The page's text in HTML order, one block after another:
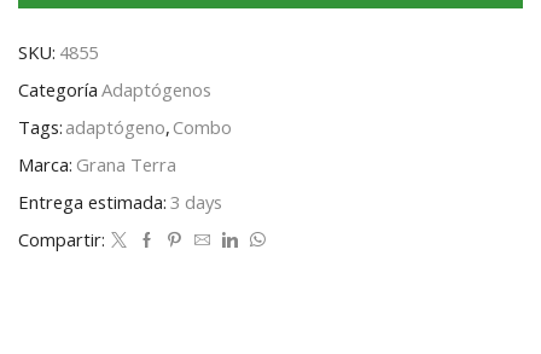
SKU: 4855
Categoría Adaptógenos
Tags: adaptógeno, Combo
Marca: Grana Terra
Entrega estimada: 3 days
Compartir: